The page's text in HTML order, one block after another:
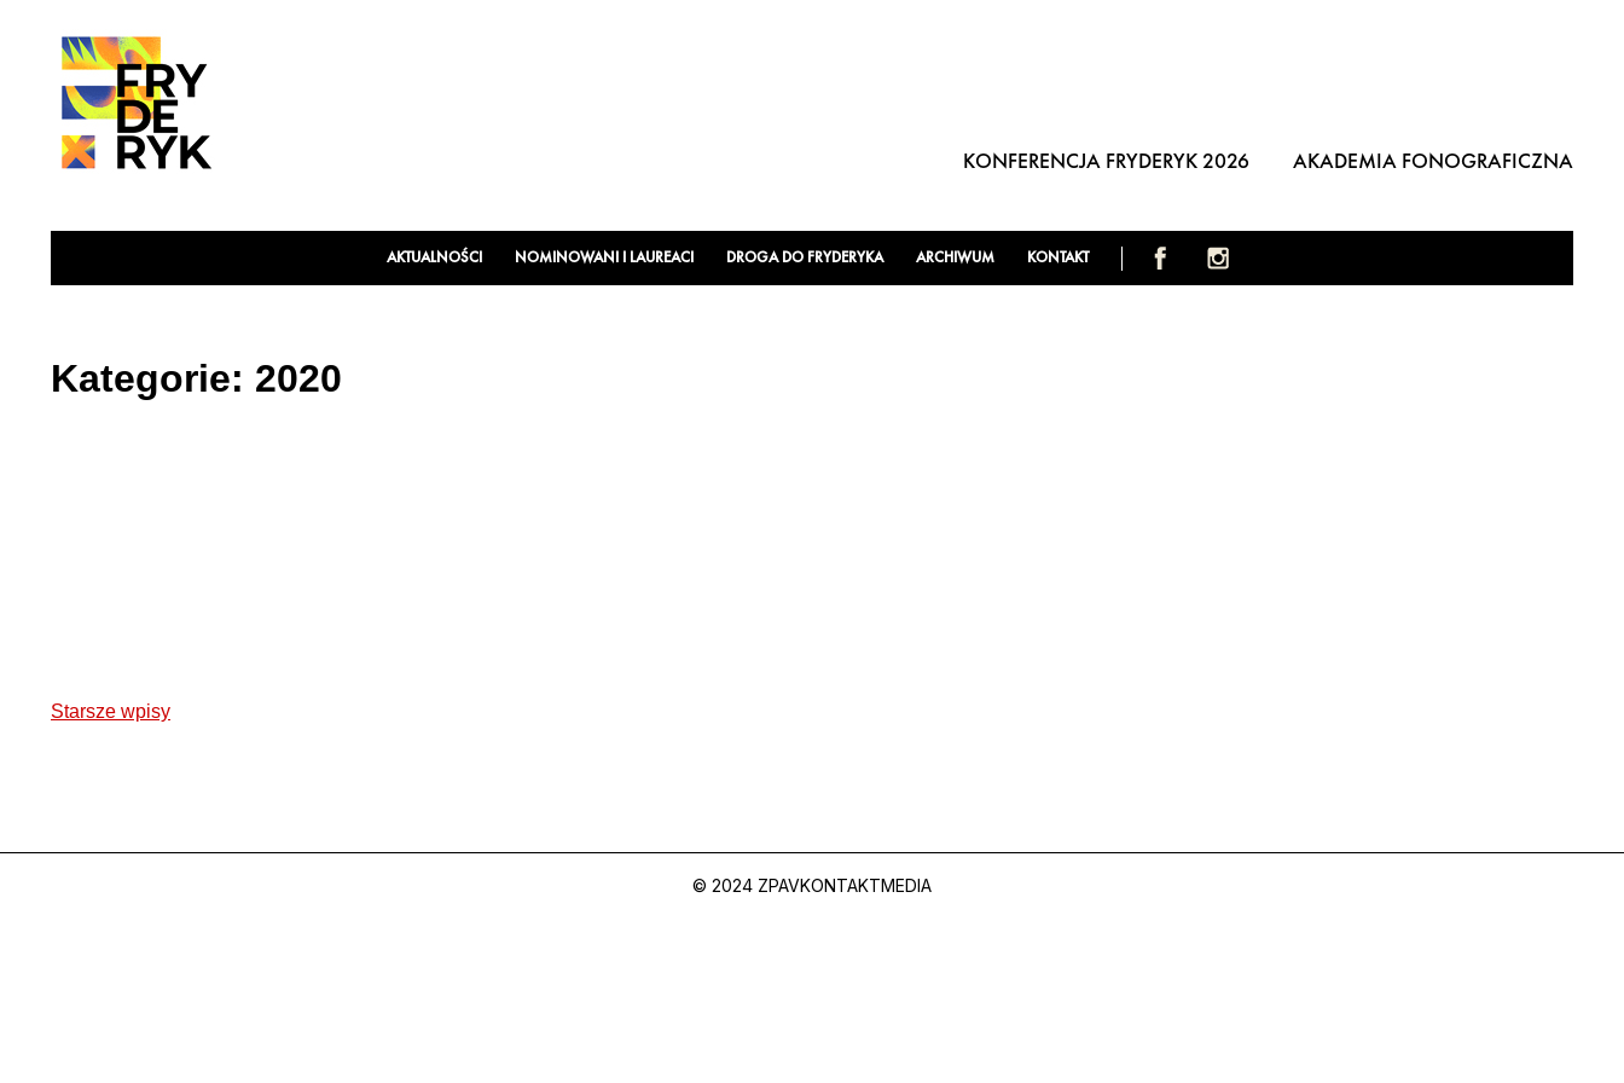
AKTUALNOŚCI NOMINOWANI I LAUREACI DROGA DO FRYDERYKA ARCHIWUM KONTAKT
KONFERENCJA FRYDERYK 2026 AKADEMIA FONOGRAFICZNA
Kategorie: 2020
Starsze wpisy
© 2024 ZPAVKONTAKTMEDIA